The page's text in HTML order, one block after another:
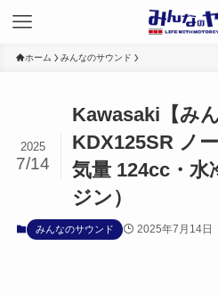
ホーム みんなのサウンド
Kawasaki【み
KDX125SR ノ
気量 124cc・水
ジン）
2025
7/14
みんなのサウンド 2025年7月14日